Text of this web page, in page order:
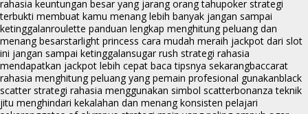
rahasia keuntungan besar yang jarang orang tahupoker strategi
terbukti membuat kamu menang lebih banyak jangan sampai
ketinggalanroulette panduan lengkap menghitung peluang dan
menang besarstarlight princess cara mudah meraih jackpot dari slot
ini jangan sampai ketinggalansugar rush strategi rahasia
mendapatkan jackpot lebih cepat baca tipsnya sekarangbaccarat
rahasia menghitung peluang yang pemain profesional gunakanblack
scatter strategi rahasia menggunakan simbol scatterbonanza teknik
jitu menghindari kekalahan dan menang konsisten pelajari